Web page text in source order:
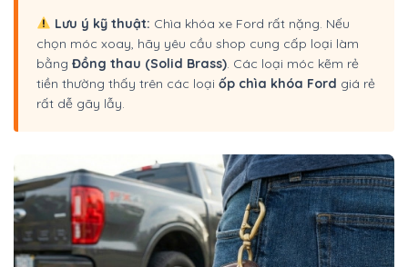
Lưu ý kỹ thuật: Chìa khóa xe Ford rất nặng. Nếu
chọn móc xoay, hãy yêu cầu shop cung cấp loại làm
bằng Đồng thau (Solid Brass) . Các loại móc kẽm rẻ
tiền thường thấy trên các loại ốp chìa khóa Ford giá rẻ
rất dễ gãy lẫy.